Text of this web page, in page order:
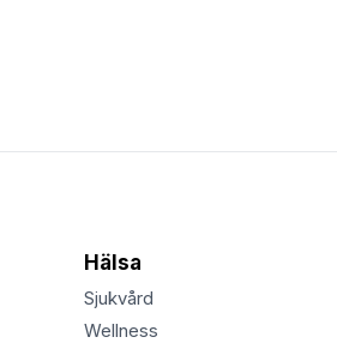
Hälsa
Sjukvård
Wellness